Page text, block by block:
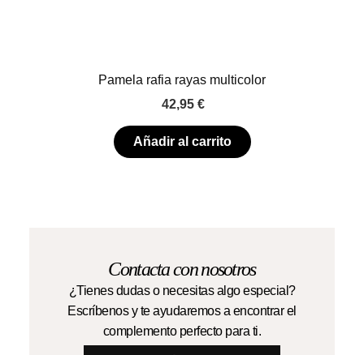
Pamela rafia rayas multicolor
42,95 €
Añadir al carrito
Contacta con nosotros
¿Tienes dudas o necesitas algo especial?
Escríbenos y te ayudaremos a encontrar el
complemento perfecto para ti.